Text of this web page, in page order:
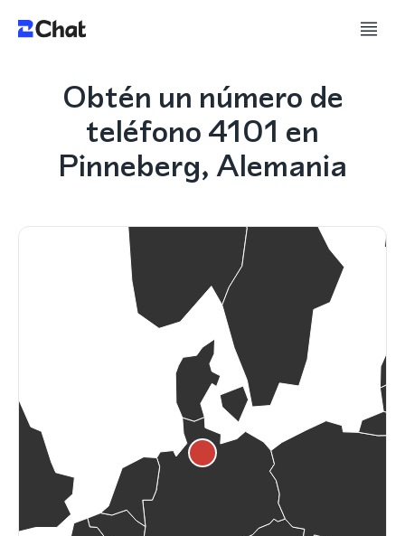
Obtén un número de
teléfono 4101 en
Pinneberg, Alemania